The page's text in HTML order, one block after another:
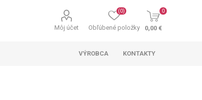
Môj účet Obľúbené položky
(0) 0
0,00 €
VÝROBCA KONTAKTY